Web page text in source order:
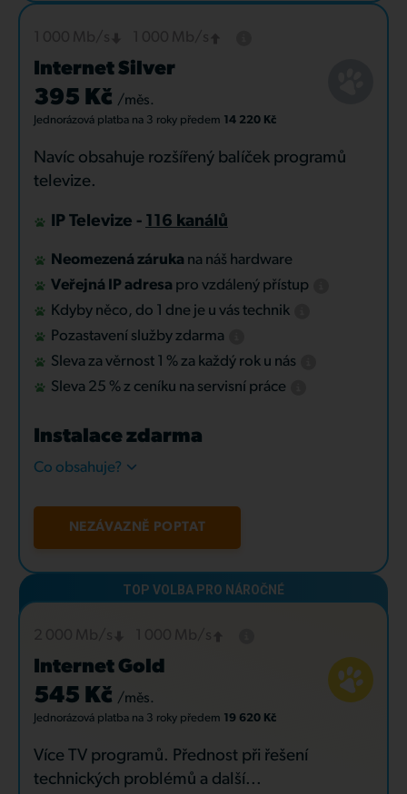
Internet Silver
395 Kč /měs.
Jednorázová platba na 3 roky předem 14 220 Kč
Navíc obsahuje rozšířený balíček programů
televize.
IP Televize - 116 kanálů
Neomezená záruka na náš hardware
Veřejná IP adresa pro vzdálený přístup
Kdyby něco, do 1 dne je u vás technik
Pozastavení služby zdarma
Sleva za věrnost 1 % za každý rok u nás
Sleva 25 % z ceníku na servisní práce
Instalace zdarma
Co obsahuje?
NEZÁVAZNĚ POPTAT
Internet Gold
545 Kč /měs.
Jednorázová platba na 3 roky předem 19 620 Kč
Více TV programů. Přednost při řešení
technických problémů a další...